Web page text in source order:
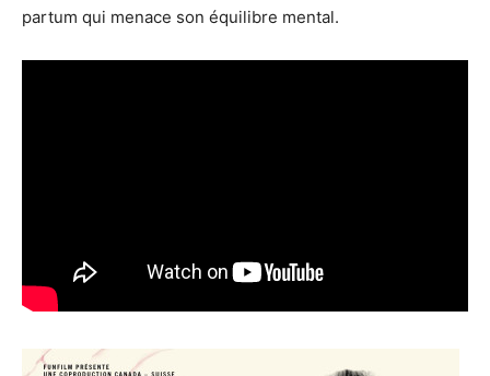
partum qui menace son équilibre mental.